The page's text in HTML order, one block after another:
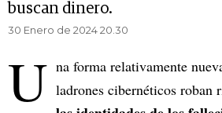
buscan dinero.
30 Enero de 2024 20.30
U na forma relativamente
ladrones cibernéticos roban